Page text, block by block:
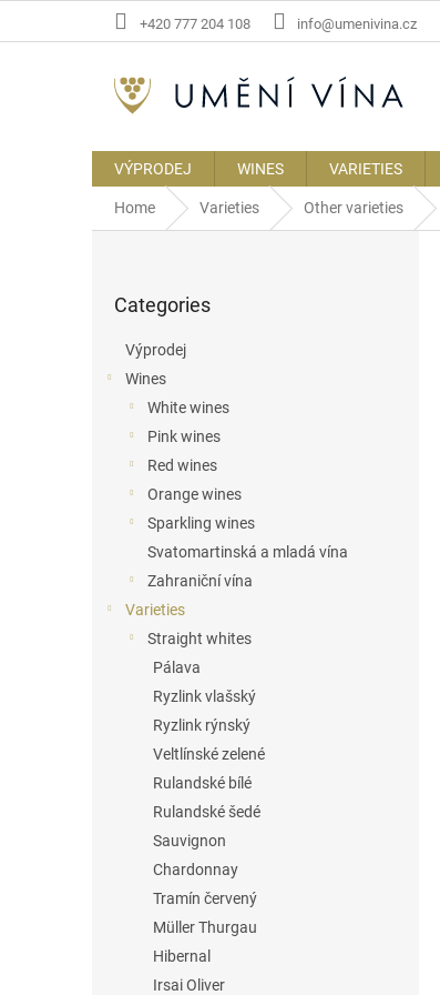
+420 777 204 108 info@umenivina.cz
VÝPRODEJ WINES VARIETIES
Home Varieties Other varieties
categories
Categories
Výprodej
Wines
White wines
Pink wines
Red wines
Orange wines
Sparkling wines
Svatomartinská a mladá vína
Zahraniční vína
Varieties
Straight whites
Pálava
Ryzlink vlašský
Ryzlink rýnský
Veltlínské zelené
Rulandské bílé
Rulandské šedé
Sauvignon
Chardonnay
Tramín červený
Müller Thurgau
Hibernal
Irsai Oliver